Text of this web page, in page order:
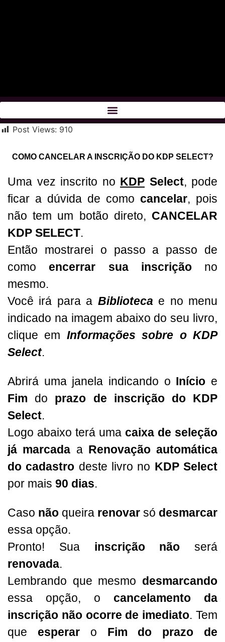
Post Views: 910
COMO CANCELAR A INSCRIÇÃO DO KDP SELECT?
Uma vez inscrito no KDP Select, pode
ficar a dúvida de como cancelar, pois
não tem um botão direto, CANCELAR
KDP SELECT.
Então mostrarei o passo a passo de
como encerrar sua inscriçãono
mesmo.
Você irá para a Biblioteca e no menu
indicado na imagem abaixo do seu livro,
clique em Informações sobre o KDP
Select.
Abrirá uma janela indicando o Início e
Fim do prazo de inscrição do KDP
Select.
Logo abaixo terá uma caixa de seleção
já marcada a Renovação automática
do cadastro deste livro no KDP Select
por mais 90 dias.
Caso não queira renovar só desmarcar
essa opção.
Pronto! Suainscrição não será
renovada.
Lembrando que mesmo desmarcando
essa opção, o cancelamento da
inscrição não ocorre de imediato. Tem
que esperar o Fim do prazo de